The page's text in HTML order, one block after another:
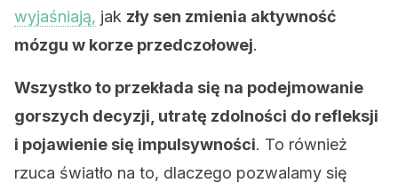
wyjaśniają, jak zły sen zmienia aktywność
mózgu w korze przedczołowej.
Wszystko to przekłada się na podejmowanie
gorszych decyzji, utratę zdolności do refleksji
i pojawienie się impulsywności. To również
rzuca światło na to, dlaczego pozwalamy się